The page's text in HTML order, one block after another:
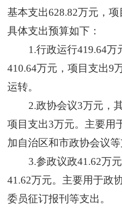
基本支出628.82万元，项
具体支出预算如下：
1.行政运行419.64万
410.64万元，项目支出9
运转。
2.政协会议3万元，
项目支出3万元。主要用
加 自治区和市政协会议等
3.参政议政41.62万元
41.62万元。主要用于政
委员征订报刊 等支出。